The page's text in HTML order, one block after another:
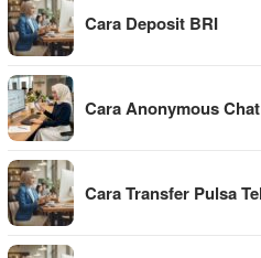
Cara Deposit BRI
Cara Anonymous
Cara Transfer Pulsa